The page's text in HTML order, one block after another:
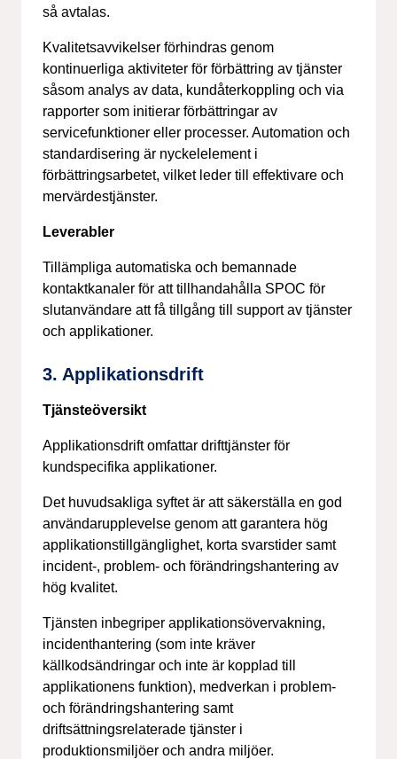
så avtalas.
Kvalitetsavvikelser förhindras genom
kontinuerliga aktiviteter för förbättring av tjänster
såsom analys av data, kundåterkoppling och via
rapporter som initierar förbättringar av
servicefunktioner eller processer. Automation och
standardisering är nyckelelement i
förbättringsarbetet, vilket leder till effektivare och
mervärdestjänster.
Leverabler
Tillämpliga automatiska och bemannade
kontaktkanaler för att tillhandahålla SPOC för
slutanvändare att få tillgång till support av tjänster
och applikationer.
3. Applikationsdrift
Tjänsteöversikt
Applikationsdrift omfattar drifttjänster för
kundspecifika applikationer.
Det huvudsakliga syftet är att säkerställa en god
användarupplevelse genom att garantera hög
applikationstillgänglighet, korta svarstider samt
incident-, problem- och förändringshantering av
hög kvalitet.
Tjänsten inbegriper applikationsövervakning,
incidenthantering (som inte kräver
källkodsändringar och inte är kopplad till
applikationens funktion), medverkan i problem-
och förändringshantering samt
driftsättningsrelaterade tjänster i
produktionsmiljöer och andra miljöer.